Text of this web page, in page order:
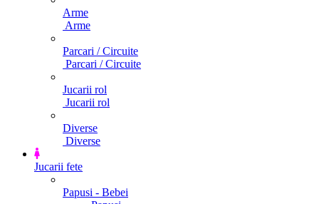
Arme
Arme
Parcari / Circuite
Parcari / Circuite
Jucarii rol
Jucarii rol
Diverse
Diverse
Jucarii fete
Papusi - Bebei